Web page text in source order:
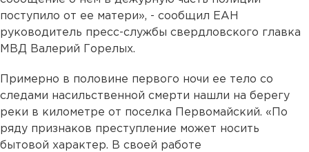
поступило от ее матери», - сообщил ЕАН
руководитель пресс-службы свердловского главка
МВД Валерий Горелых.
Примерно в половине первого ночи ее тело со
следами насильственной смерти нашли на берегу
реки в километре от поселка Первомайский. «По
ряду признаков преступление может носить
бытовой характер. В своей работе